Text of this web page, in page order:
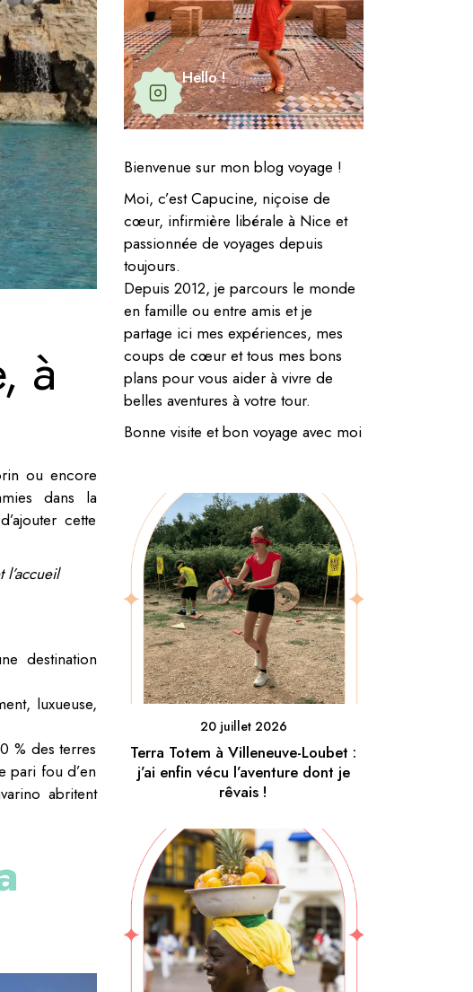
à
ou encore
dans la
cette
destination
luxueuse,
% des terres
pari fou d’en
abritent
Hello !
Bienvenue sur mon blog voyage !
Moi, c’est Capucine, niçoise de
cœur, infirmière libérale à Nice et
passionnée de voyages depuis
toujours.
Depuis 2012, je parcours le monde
en famille ou entre amis et je
partage ici mes expériences, mes
coups de cœur et tous mes bons
plans pour vous aider à vivre de
belles aventures à votre tour.
Bonne visite et bon voyage avec moi
20 juillet 2026
Terra Totem à Villeneuve-Loubet :
j’ai enfin vécu l’aventure dont je
rêvais !